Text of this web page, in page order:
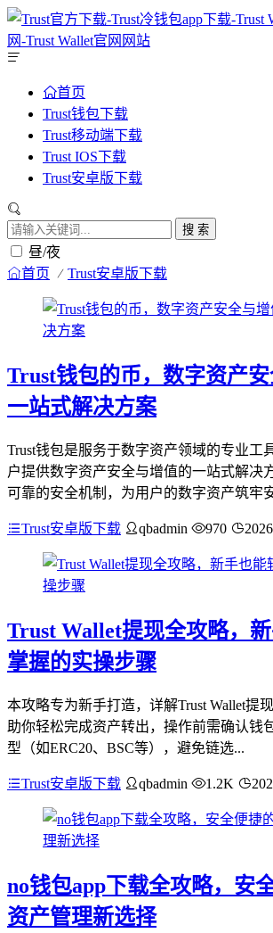
首页
Trust钱包下载
Trust移动端下载
Trust IOS下载
Trust安卓版下载
搜 索
昼/夜
首页 Trust安卓版下载
Trust钱包的币，数字资产
一站式解决方案
Trust钱包是服务于数字资产领域的专业工
户提供数字资产安全与增值的一站式解决
可靠的安全机制，为用户的数字资产筑牢
Trust安卓版下载 qbadmin 970
Trust Wallet提现全攻略，
掌握的实操步骤
本攻略专为新手打造，详解Trust Wallet提
助你轻松完成资产转出，操作前需确认钱
型（如ERC20、BSC等），避免链选...
Trust安卓版下载 qbadmin 1.2K
no钱包app下载全攻略，安
资产管理新选择